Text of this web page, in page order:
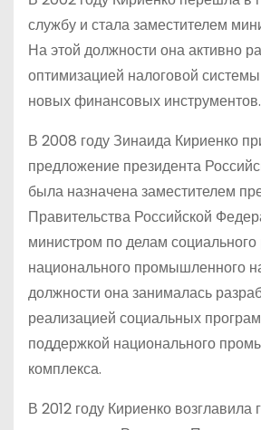
службу и стала заместителем
На этой должности она активно
оптимизацией налоговой
новых финансовых инструментов.
В 2008 году Зинаида Кириенко
предложение президента
была назначена заместителем
Правительства Российской
министром по делам социального
национального промышленного
должности она занималась
реализацией социальных
поддержкой национального
комплекса.
В 2012 году Кириенко возглавила